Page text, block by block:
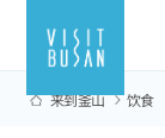
来到釜山 饮食